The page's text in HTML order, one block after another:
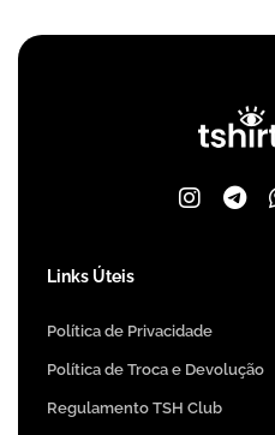
Links Úteis
Política de Privacidade
Política de Troca e Devolução
Regulamento TSH Club